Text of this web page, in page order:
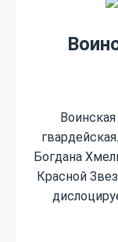
Воинская
Богдана
Красной